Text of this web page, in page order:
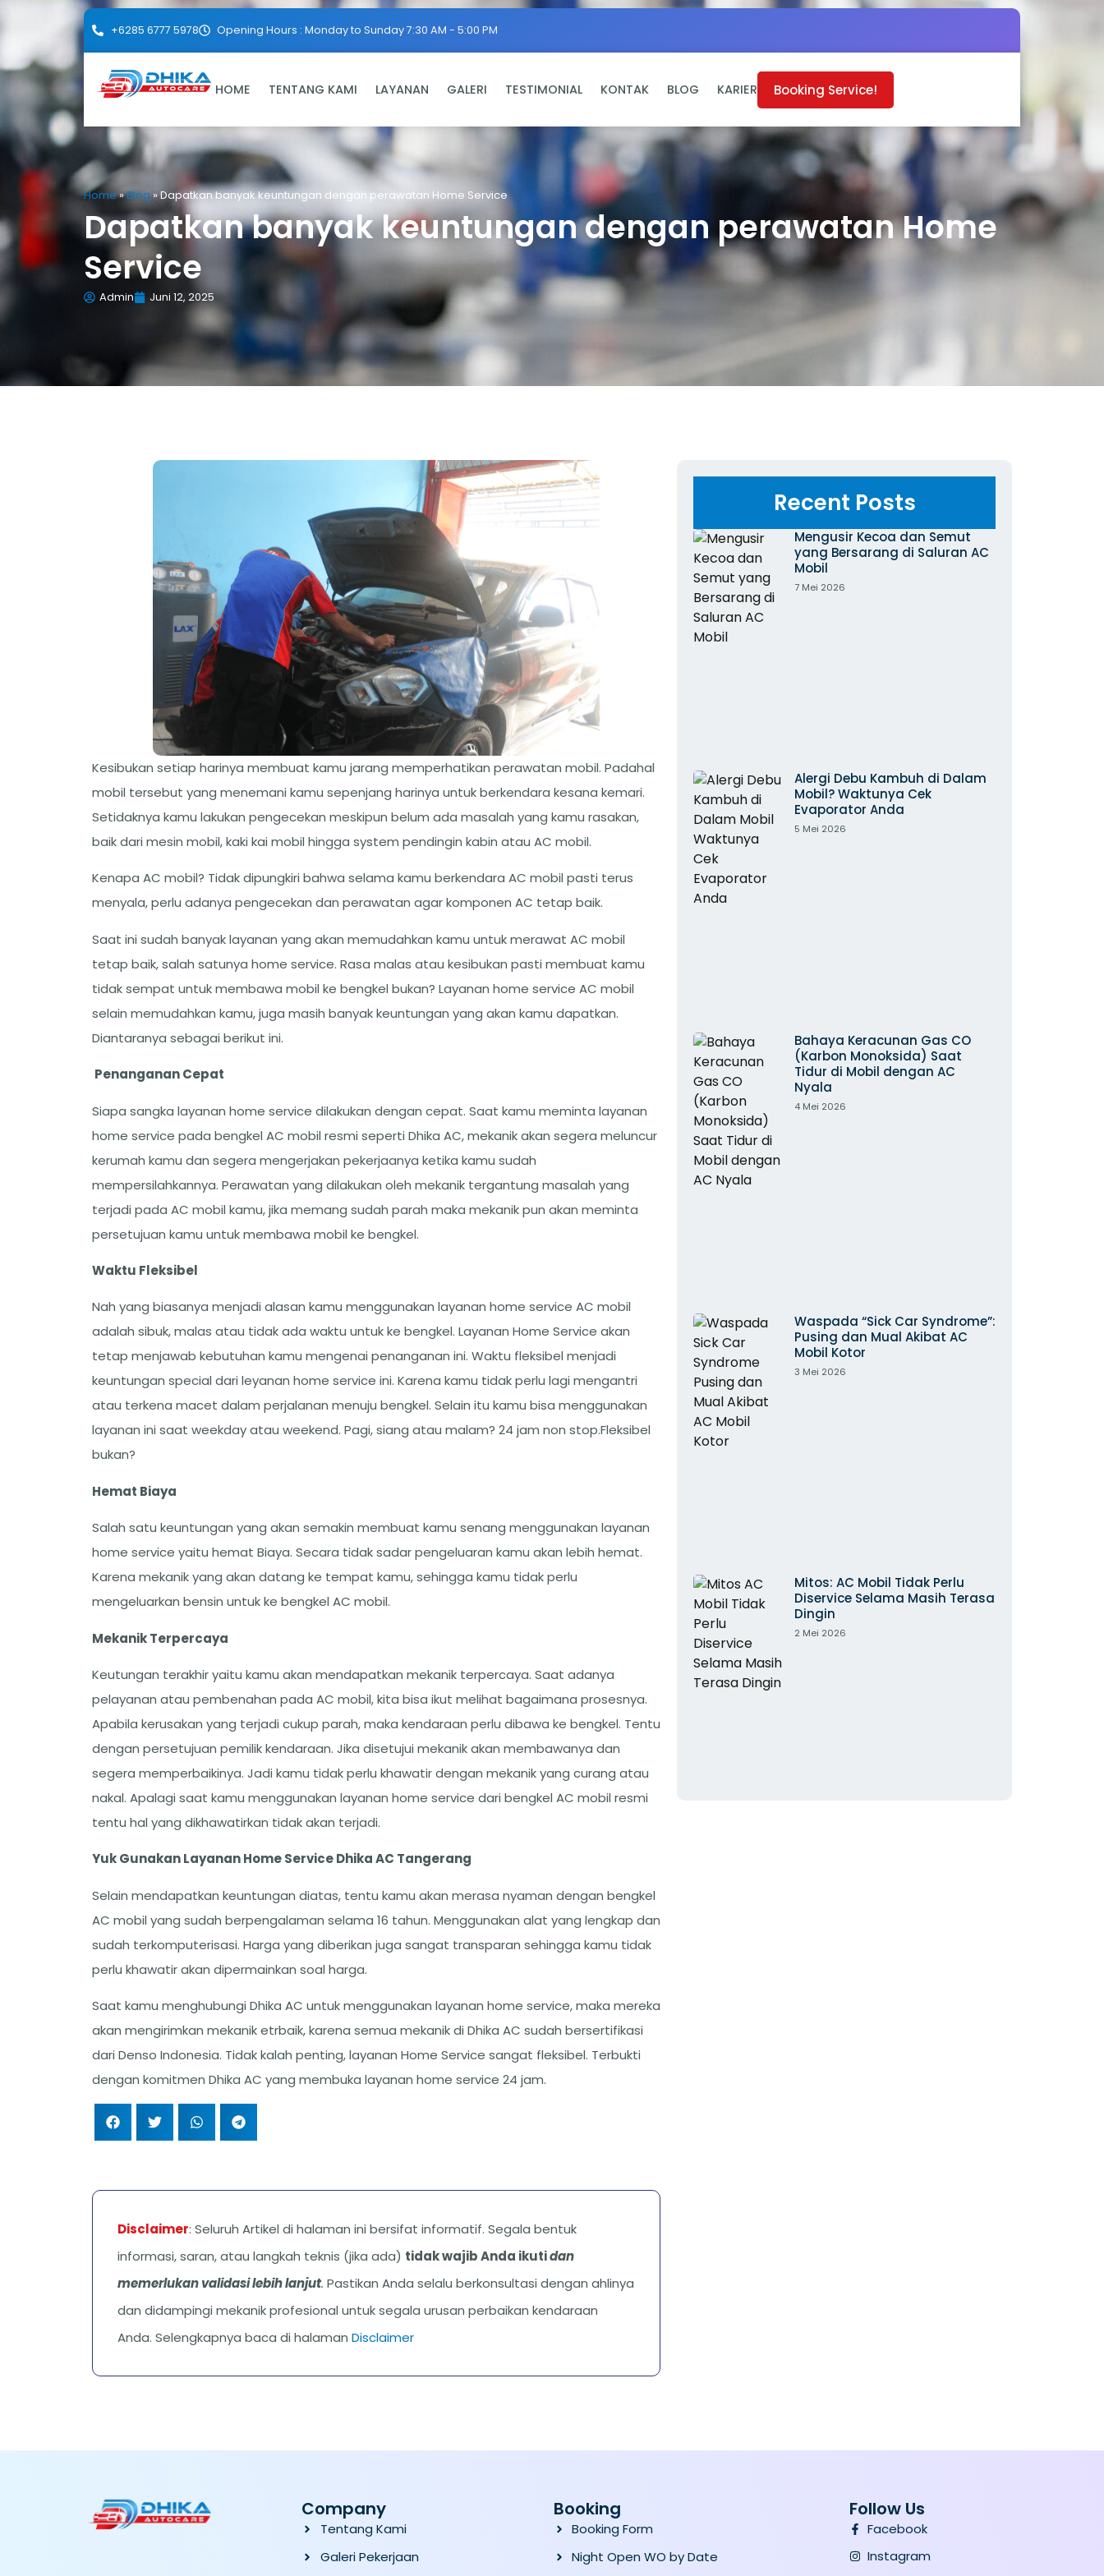
+6285 6777 5978 Opening Hours : Monday to Sunday 7:30 AM - 5:00 PM
HOME TENTANG KAMI LAYANAN GALERI TESTIMONIAL KONTAK BLOG KARIER Booking Service!
Home»Blog»Dapatkan banyak keuntungan dengan perawatan Home Service
Dapatkan banyak keuntungan dengan perawatan Home
Service
Admin Juni 12, 2025
Kesibukan setiap harinya membuat kamu jarang memperhatikan perawatan mobil. Padahal
mobil tersebut yang menemani kamu sepenjang harinya untuk berkendara kesana kemari.
Setidaknya kamu lakukan pengecekan meskipun belum ada masalah yang kamu rasakan,
baik dari mesin mobil, kaki kai mobil hingga system pendingin kabin atau AC mobil.
Kenapa AC mobil? Tidak dipungkiri bahwa selama kamu berkendara AC mobil pasti terus
menyala, perlu adanya pengecekan dan perawatan agar komponen AC tetap baik.
Saat ini sudah banyak layanan yang akan memudahkan kamu untuk merawat AC mobil
tetap baik, salah satunya home service. Rasa malas atau kesibukan pasti membuat kamu
tidak sempat untuk membawa mobil ke bengkel bukan? Layanan home service AC mobil
selain memudahkan kamu, juga masih banyak keuntungan yang akan kamu dapatkan.
Diantaranya sebagai berikut ini.
PenangananCepat
Siapa sangka layanan home service dilakukan dengan cepat. Saat kamu meminta layanan
home service pada bengkel AC mobil resmi seperti Dhika AC, mekanik akan segera meluncur
kerumah kamu dan segera mengerjakan pekerjaanya ketika kamu sudah
mempersilahkannya. Perawatan yang dilakukan oleh mekanik tergantung masalah yang
terjadi pada AC mobil kamu, jika memang sudah parah maka mekanik pun akan meminta
persetujuan kamu untuk membawa mobil ke bengkel.
Waktu Fleksibel
Nah yang biasanya menjadi alasan kamu menggunakan layanan home service AC mobil
adalah sibuk, malas atau tidak ada waktu untuk ke bengkel. Layanan Home Service akan
tetap menjawab kebutuhan kamu mengenai penanganan ini. Waktu fleksibel menjadi
keuntungan special dari leyanan home service ini. Karena kamu tidak perlu lagi mengantri
atau terkena macet dalam perjalanan menuju bengkel. Selain itu kamu bisa menggunakan
layanan ini saat weekday atau weekend. Pagi, siang atau malam? 24 jam non stop.Fleksibel
bukan?
Hemat Biaya
Salah satu keuntungan yang akan semakin membuat kamu senang menggunakan layanan
home service yaitu hemat Biaya. Secara tidak sadar pengeluaran kamu akan lebih hemat.
Karena mekanik yang akan datang ke tempat kamu, sehingga kamu tidak perlu
mengeluarkan bensin untuk ke bengkel AC mobil.
Mekanik Terpercaya
Keutungan terakhir yaitu kamu akan mendapatkan mekanik terpercaya. Saat adanya
pelayanan atau pembenahan pada AC mobil, kita bisa ikut melihat bagaimana prosesnya.
Apabila kerusakan yang terjadi cukup parah, maka kendaraan perlu dibawa ke bengkel. Tentu
dengan persetujuan pemilik kendaraan. Jika disetujui mekanik akan membawanya dan
segera memperbaikinya. Jadi kamu tidak perlu khawatir dengan mekanik yang curang atau
nakal. Apalagi saat kamu menggunakan layanan home service dari bengkel AC mobil resmi
tentu hal yang dikhawatirkan tidak akan terjadi.
Yuk Gunakan Layanan Home Service Dhika AC Tangerang
Selain mendapatkan keuntungan diatas, tentu kamu akan merasa nyaman dengan bengkel
AC mobil yang sudah berpengalaman selama 16 tahun. Menggunakan alat yang lengkap dan
sudah terkomputerisasi. Harga yang diberikan juga sangat transparan sehingga kamu tidak
perlu khawatir akan dipermainkan soal harga.
Saat kamu menghubungi Dhika AC untuk menggunakan layanan home service, maka mereka
akan mengirimkan mekanik etrbaik, karena semua mekanik di Dhika AC sudah bersertifikasi
dari Denso Indonesia. Tidak kalah penting, layanan Home Service sangat fleksibel. Terbukti
dengan komitmen Dhika AC yang membuka layanan home service 24 jam.
Disclaimer: Seluruh Artikel di halaman ini bersifat informatif. Segala bentuk
informasi, saran, atau langkah teknis (jika ada) tidak wajib Anda ikutidan
memerlukan validasi lebih lanjut. Pastikan Anda selalu berkonsultasi dengan ahlinya
dan didampingi mekanik profesional untuk segala urusan perbaikan kendaraan
Anda. Selengkapnya baca di halaman Disclaimer
Recent Posts
Mengusir Kecoa dan Semut
yang Bersarang di Saluran AC
Mobil
7 Mei 2026
Alergi Debu Kambuh di Dalam
Mobil? Waktunya Cek
Evaporator Anda
5 Mei 2026
Bahaya Keracunan Gas CO
(Karbon Monoksida) Saat
Tidur di Mobil dengan AC
Nyala
4 Mei 2026
Waspada “Sick Car Syndrome”:
Pusing dan Mual Akibat AC
Mobil Kotor
3 Mei 2026
Mitos: AC Mobil Tidak Perlu
Diservice Selama Masih Terasa
Dingin
2 Mei 2026
Company
Tentang Kami
Galeri Pekerjaan
Booking
Booking Form
Night Open WO by Date
Follow Us
Facebook
Instagram